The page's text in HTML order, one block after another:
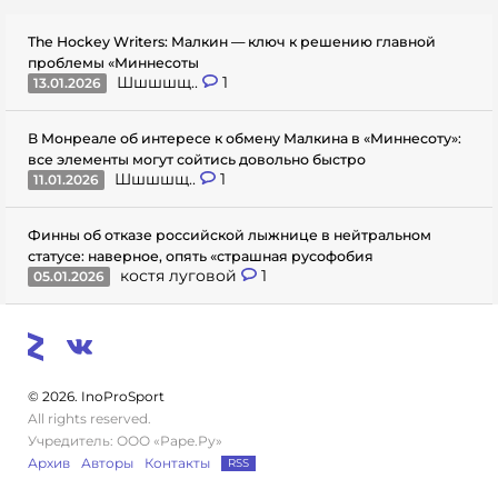
The Hockey Writers: Малкин — ключ к решению главной
проблемы «Миннесоты
13.01.2026
Шшшшщ.. 1
В Монреале об интересе к обмену Малкина в «Миннесоту»:
все элементы могут сойтись довольно быстро
11.01.2026
Шшшшщ.. 1
Финны об отказе российской лыжнице в нейтральном
статусе: наверное, опять «страшная русофобия
05.01.2026
костя луговой 1
© 2026. InoProSport
All rights reserved.
Учредитель: ООО «Раре.Ру»
Архив
Авторы Контакты RSS